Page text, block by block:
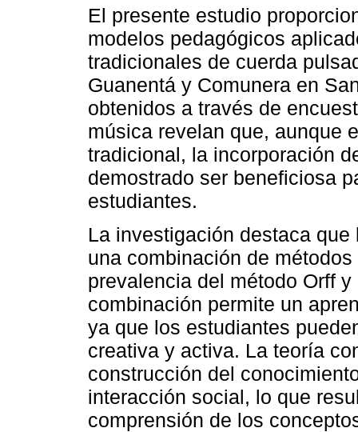
El presente estudio
modelos pedagógicos
tradicionales de cuerda
Guanentá y Comunera en
obtenidos a través de
música revelan que, aunque
tradicional, la incorporación
demostrado ser beneficiosa
estudiantes.
La investigación destaca
una combinación de
prevalencia del método Orff
combinación permite un
ya que los estudiantes
creativa y activa. La teoría
construcción del
interacción social, lo que
comprensión de los